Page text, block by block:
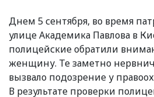
Днем 5 сентября, во время
улице Академика Павлова в
полицейские обратили
женщину. Те заметно
вызвало подозрение у
В результате проверки